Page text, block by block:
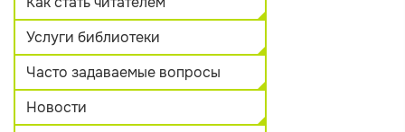
Услуги библиотеки
Часто задаваемые вопросы
Новости